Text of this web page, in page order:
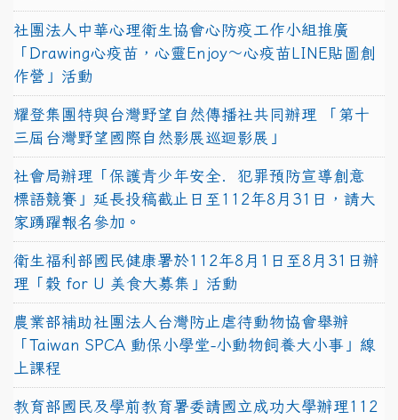
社團法人中華心理衛生協會心防疫工作小組推廣
「Drawing心疫苗，心靈Enjoy〜心疫苗LINE貼圖創
作營」活動
耀登集團特與台灣野望自然傳播社共同辦理 「第十
三屆台灣野望國際自然影展巡迴影展」
社會局辦理「保護青少年安全．犯罪預防宣導創意
標語競賽」延長投稿截止日至112年8月31日，請大
家踴躍報名參加。
衛生福利部國民健康署於112年8月1日至8月31日辦
理「穀 for U 美食大募集」活動
農業部補助社團法人台灣防止虐待動物協會舉辦
「Taiwan SPCA 動保小學堂-小動物飼養大小事」線
上課程
教育部國民及學前教育署委請國立成功大學辦理112